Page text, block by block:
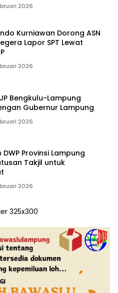
2026
Kurniawan Dorong ASN
Lapor SPT Lewat
2026
Bengkulu-Lampung
Gubernur Lampung
2026
DWP Provinsi Lampung
Takjil untuk
2026